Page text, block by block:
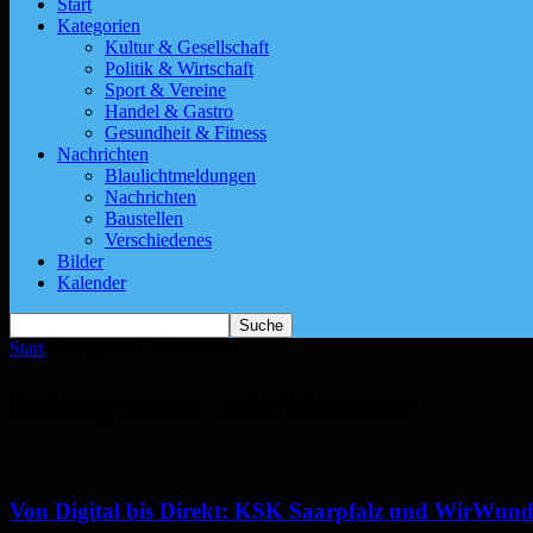
Start
Kategorien
Kultur & Gesellschaft
Politik & Wirtschaft
Sport & Vereine
Handel & Gastro
Gesundheit & Fitness
Nachrichten
Blaulichtmeldungen
Nachrichten
Baustellen
Verschiedenes
Bilder
Kalender
Start
Von Digital bis Direkt: KSK Saarpfalz und